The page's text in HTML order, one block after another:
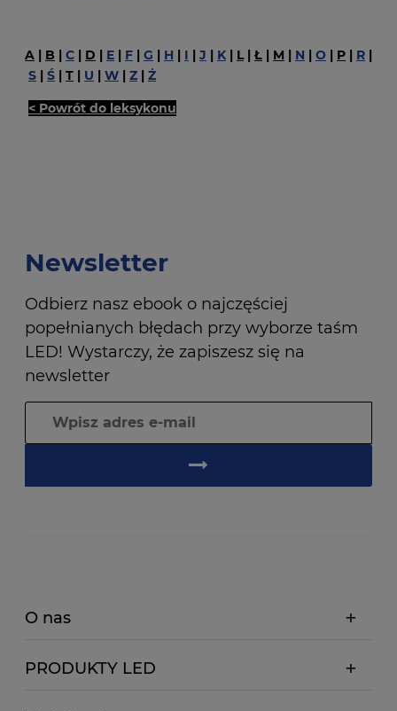
A | B | C | D | E | F | G | H | I | J | K | L| Ł | M | N | O | P | R |
S | Ś | T | U | W | Z | Ż
< Powrót do leksykonu
Newsletter
Odbierz nasz ebook o najczęściej
popełnianych błędach przy wyborze taśm
LED! Wystarczy, że zapiszesz się na
newsletter
O nas
PRODUKTY LED